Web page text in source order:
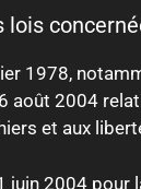
lois
1978,
août 2004
et aux
juin 2004 pour